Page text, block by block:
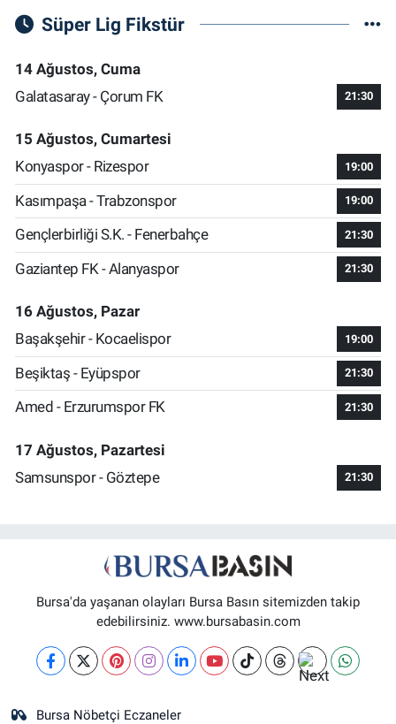
Süper Lig Fikstür
14 Ağustos, Cuma
Galatasaray - Çorum FK
21:30
15 Ağustos, Cumartesi
Konyaspor - Rizespor
19:00
Kasımpaşa - Trabzonspor 19:00
Gençlerbirliği S.K. - Fenerbahçe 21:30
Gaziantep FK - Alanyaspor 21:30
16 Ağustos, Pazar
Başakşehir - Kocaelispor
19:00
Beşiktaş - Eyüpspor 21:30
Amed - Erzurumspor FK 21:30
17 Ağustos, Pazartesi
Samsunspor - Göztepe
21:30
Bursa'da yaşanan olayları Bursa Basın sitemizden takip
edebilirsiniz. www.bursabasin.com
Bursa Nöbetçi Eczaneler